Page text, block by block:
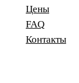
Цены
FAQ
Контакты